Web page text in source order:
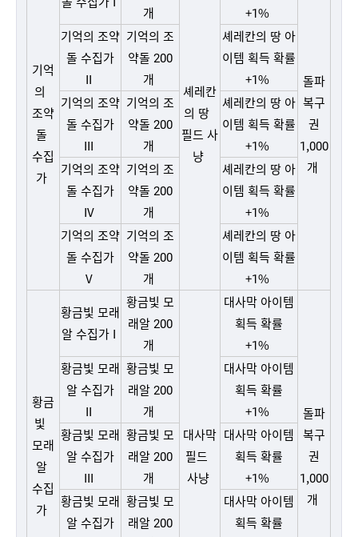
기억
의
조약
돌
수집
가
개
셰레칸
의 땅
필드 사
냥
+1%
돌파
복구
권
1,000
개
기억의 조약
돌 수집가
II
기억의 조
약돌 200
개
셰레칸의 땅 아
이템 획득 확률
+1%
기억의 조약
돌 수집가
III
기억의 조
약돌 200
개
셰레칸의 땅 아
이템 획득 확률
+1%
기억의 조약
돌 수집가
IV
기억의 조
약돌 200
개
셰레칸의 땅 아
이템 획득 확률
+1%
기억의 조약
돌 수집가
V
기억의 조
약돌 200
개
셰레칸의 땅 아
이템 획득 확률
+1%
황금
빛
모래
알
수집
가
황금빛 모래
알 수집가 I
황금빛 모
래알 200
개
대사막
필드
사냥
대사막 아이템
획득 확률
+1%
돌파
복구
권
1,000
개
황금빛 모래
알 수집가
II
황금빛 모
래알 200
개
대사막 아이템
획득 확률
+1%
황금빛 모래
알 수집가
III
황금빛 모
래알 200
개
대사막 아이템
획득 확률
+1%
황금빛 모래
알 수집가
황금빛 모
래알 200
대사막 아이템
획득 확률